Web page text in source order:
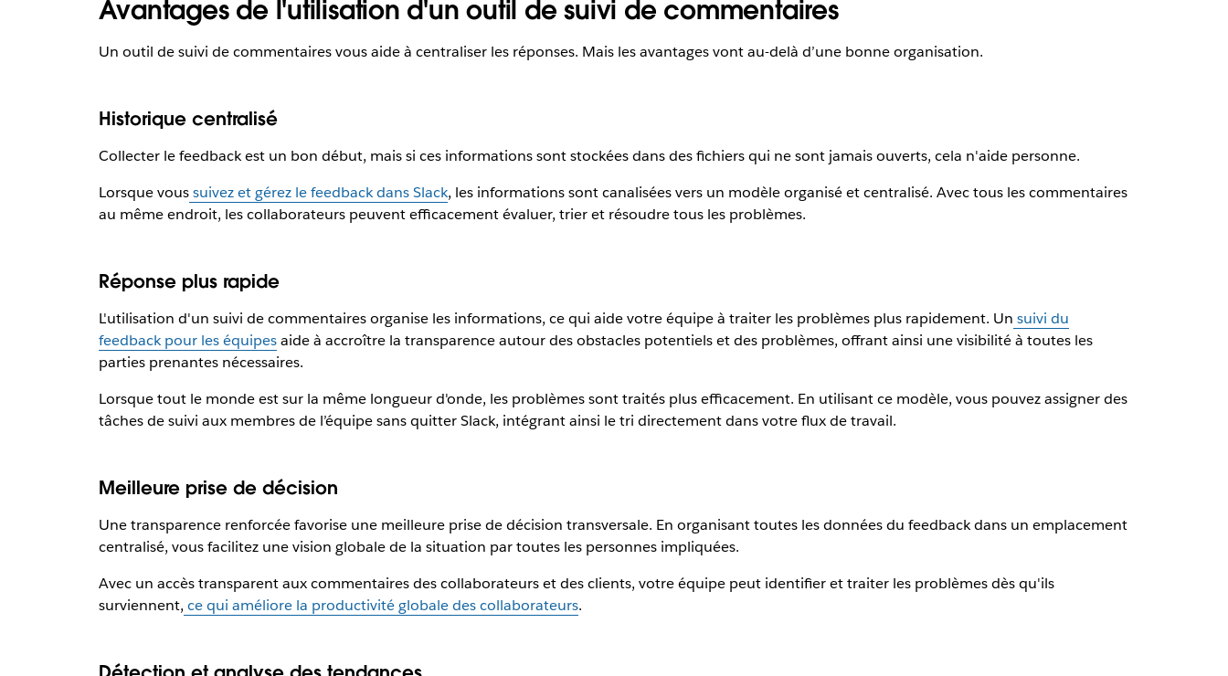
Avantages de l'utilisation d'un outil de suivi de commentaires
Un outil de suivi de commentaires vous aide à centraliser les réponses. Mais les avantages vont au-delà d’une bonne organisation.
Historique centralisé
Collecter le feedback est un bon début, mais si ces informations sont stockées dans des fichiers qui ne sont jamais ouverts, cela n'aide personne.
Lorsque vous suivez et gérez le feedback dans Slack, les informations sont canalisées vers un modèle organisé et centralisé. Avec tous les commentaires
au même endroit, les collaborateurs peuvent efficacement évaluer, trier et résoudre tous les problèmes.
Réponse plus rapide
L'utilisation d'un suivi de commentaires organise les informations, ce qui aide votre équipe à traiter les problèmes plus rapidement. Un suivi du
feedback pour les équipesaide à accroître la transparence autour des obstacles potentiels et des problèmes, offrant ainsi une visibilité à toutes les
parties prenantes nécessaires.
Lorsque tout le monde est sur la même longueur d'onde, les problèmes sont traités plus efficacement. En utilisant ce modèle, vous pouvez assigner des
tâches de suivi aux membres de l’équipe sans quitter Slack, intégrant ainsi le tri directement dans votre flux de travail.
Meilleure prise de décision
Une transparence renforcée favorise une meilleure prise de décision transversale. En organisant toutes les données du feedback dans un emplacement
centralisé, vous facilitez une vision globale de la situation par toutes les personnes impliquées.
Avec un accès transparent aux commentaires des collaborateurs et des clients, votre équipe peut identifier et traiter les problèmes dès qu'ils
surviennent, ce qui améliore la productivité globale des collaborateurs.